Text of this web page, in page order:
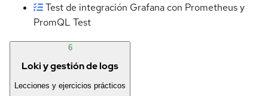
Test de integración Grafana con Prometheus y
PromQL Test
6
Loki y gestión de logs
Lecciones y ejercicios prácticos